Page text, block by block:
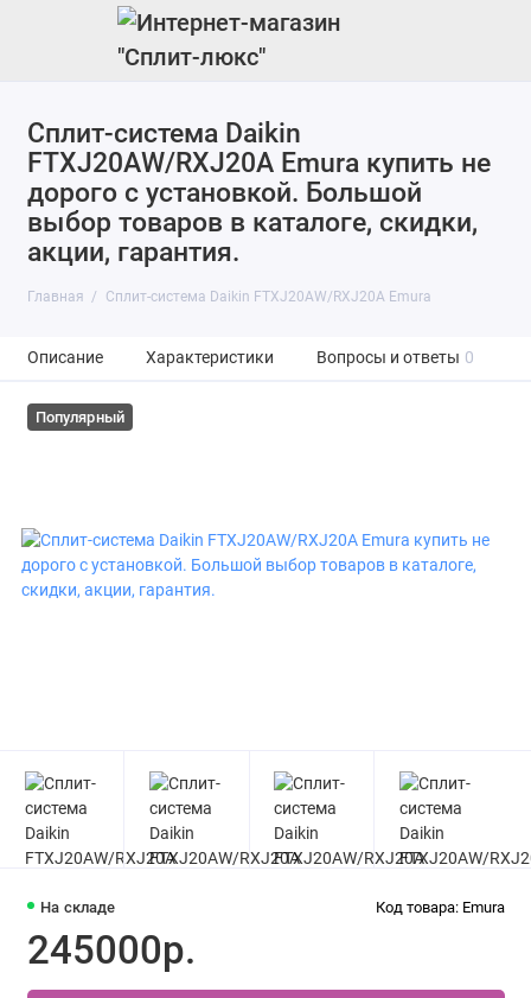
Cплит-система Daikin
FTXJ20AW/RXJ20A Emura купить не
дорого с установкой. Большой
выбор товаров в каталоге, скидки,
акции, гарантия.
Главная Cплит-система Daikin FTXJ20AW/RXJ20A Emura
Описание Характеристики Вопросы и ответы 0
Популярный
На складе Код товара: Emura
245000р.